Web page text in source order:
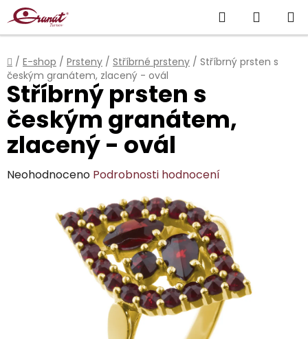
Přejít
na
obsah
Hledat
KOŠÍK
Domů
/ E-shop / Prsteny / Stříbrné prsteny / Stříbrný prsten s
českým granátem, zlacený - ovál
Stříbrný prsten s
českým granátem,
zlacený - ovál
Průměrné
produktu
Neohodnoceno Podrobnosti hodnocení